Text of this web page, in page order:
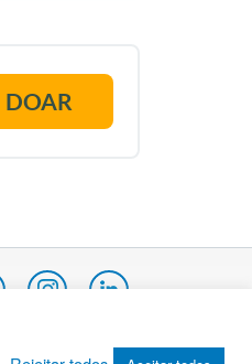
DOAR